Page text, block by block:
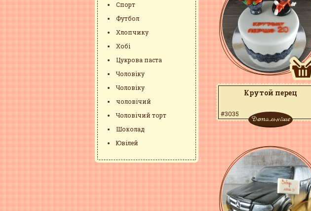
Спорт
Футбол
Хлопчику
Хобі
Цукрова паста
Чоловіку
Чоловіку
чоловічий
Чоловічий торт
Шоколад
Ювілей
Крутой перец
#3035
Детальніше